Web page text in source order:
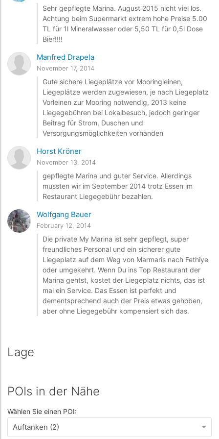
Sehr gepflegte Marina. August 2015 nicht viel los.
Achtung beim Supermarkt extrem hohe Preise 5.00
TL für 1l Mineralwasser oder 5,50 TL für 0,5l Dose
Bier!!!!
Manfred Drapela
November 17, 2014
Gute sichere Liegeplätze vor Mooringleinen,
Liegeplätze werden zugewiesen, je nach Liegeplatz
Vorleinen zur Mooring notwendig, 2013 keine
Liegegebühren bei Lokalbesuch, jedoch geringer
Beitrag für Strom, Duschen und
Versorgungsmöglichkeiten vorhanden
Horst Kröner
November 13, 2014
gepflegte Marina und guter Service. Allerdings
mussten wir im September 2014 trotz Essen im
Restaurant Liegegebühr bezahlen.
Wolfgang Bauer
February 12, 2014
Die private My Marina ist sehr gepflegt, super
freundliches Personal und ein sicherer gute
Liegeplatz auf dem Weg von Marmaris nach Fethiye
oder umgekehrt. Wenn Du ins Top Restaurant der
Marina gehtst, kostet der Liegeplatz nichts, das ist
mal ein Service. Das Essen ist perfekt und
dementsprechend auch der Preis etwas gehoben,
aber ohne Liegegebühr kompensiert sich das.
Lage
POIs in der Nähe
Wählen Sie einen POI:
Auftanken (2)